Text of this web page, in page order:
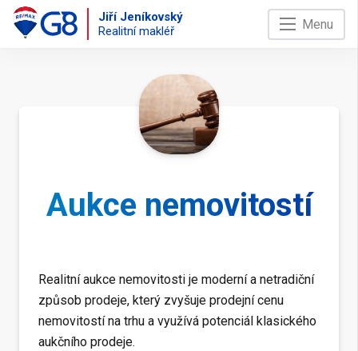
Jiří Jeníkovský
Realitní makléř
Menu
Aukce nemovitostí
Realitní aukce nemovitosti je moderní a netradiční
způsob prodeje, který zvyšuje prodejní cenu
nemovitostí na trhu a využívá potenciál klasického
aukčního prodeje.